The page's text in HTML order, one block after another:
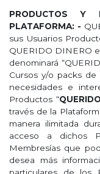
PRODUCTOS Y
PLATAFORMA: -
sus Usuarios
QUERIDO DINERO
denominará
Cursos y/o packs
necesidades e
Productos “
través de la
manera ilimitada
acceso a dichos
Membresías que
desea más